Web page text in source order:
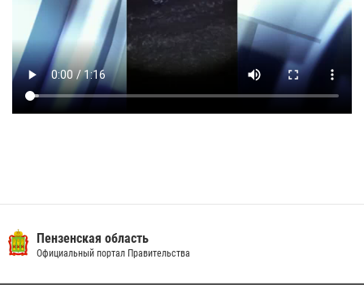
Пензенская область
Официальный портал Правительства